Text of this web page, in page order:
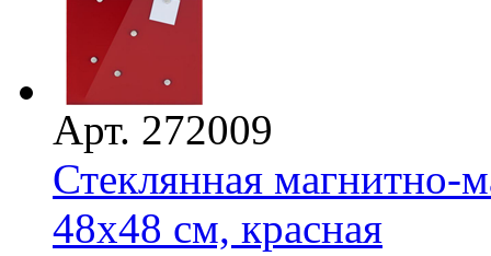
Арт. 272009
Стеклянная магнитно-
48х48 см, красная